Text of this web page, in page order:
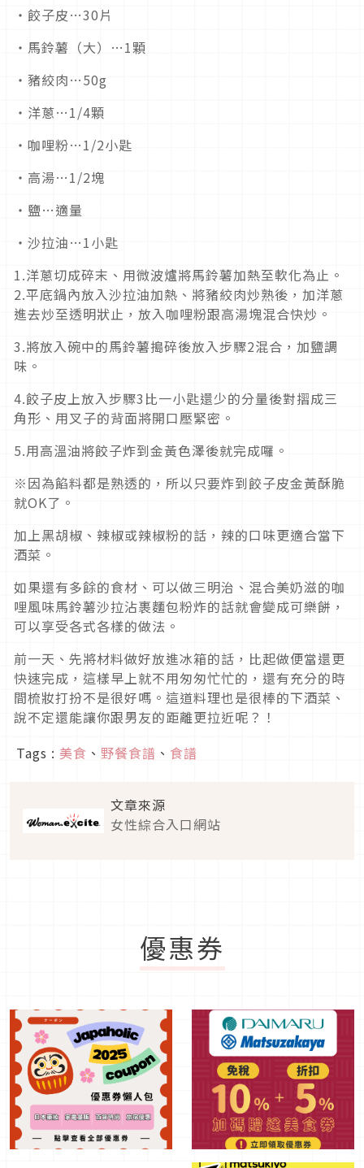
・餃子皮…30片
・馬鈴薯（大）…1顆
・豬絞肉…50g
・洋蔥…1/4顆
・咖哩粉…1/2小匙
・高湯…1/2塊
・鹽…適量
・沙拉油…1小匙
1.洋蔥切成碎末、用微波爐將馬鈴薯加熱至軟化為止。
2.平底鍋內放入沙拉油加熱、將豬絞肉炒熟後，加洋蔥
進去炒至透明狀止，放入咖哩粉跟高湯塊混合快炒。
3.將放入碗中的馬鈴薯搗碎後放入步驟2混合，加鹽調
味。
4.餃子皮上放入步驟3比一小匙還少的分量後對摺成三
角形、用叉子的背面將開口壓緊密。
5.用高溫油將餃子炸到金黃色澤後就完成囉。
※因為餡料都是熟透的，所以只要炸到餃子皮金黃酥脆
就OK了。
加上黑胡椒、辣椒或辣椒粉的話，辣的口味更適合當下
酒菜。
如果還有多餘的食材、可以做三明治、混合美奶滋的咖
哩風味馬鈴薯沙拉沾裹麵包粉炸的話就會變成可樂餅，
可以享受各式各樣的做法。
前一天、先將材料做好放進冰箱的話，比起做便當還更
快速完成，這樣早上就不用匆匆忙忙的，還有充分的時
間梳妝打扮不是很好嗎。這道料理也是很棒的下酒菜、
說不定還能讓你跟男友的距離更拉近呢？！
Tags : 美食 、 野餐食譜 、 食譜
文章來源
女性綜合入口網站
優惠券